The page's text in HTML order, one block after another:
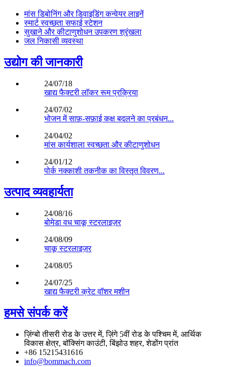
मांस डिबोनिंग और डिवाइडिंग कन्वेयर लाइनें
स्मार्ट स्वच्छता सफाई स्टेशन
सुखाने और कीटाणुशोधन उपकरण श्रृंखला
जल निकासी व्यवस्था
उद्योग की जानकारी
24/07/18
खाद्य फैक्टरी लॉकर रूम प्रक्रिया
24/07/02
भोजन में साफ़-सफ़ाई कक्ष बदलने का प्रबंधन...
24/04/02
मांस कार्यशाला स्वच्छता और कीटाणुशोधन
24/01/12
पोर्क नक्काशी तकनीक का विस्तृत विवरण...
उत्पाद व्यवहार्यता
24/08/16
बोमेडा वध चाकू स्टरलाइज़र
24/08/09
चाकू स्टरलाइज़र
24/08/05
24/07/25
खाद्य फैक्टरी क्रेट वॉशर मशीन
हमसे संपर्क करें
ज़िंग्बो तीसरी रोड के उत्तर में, ज़िंगे 5वीं रोड के पश्चिम में, आर्थिक
विकास क्षेत्र, बॉक्सिंग काउंटी, बिंझोउ शहर, शेडोंग प्रांत
+86 15215431616
info@bommach.com